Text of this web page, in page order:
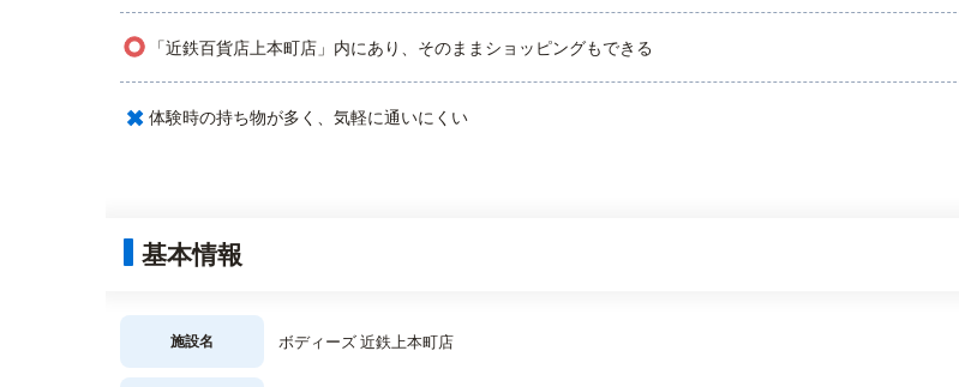
○ 「近鉄百貨店上本町店」内にあり、そのままショッピングもできる
× 体験時の持ち物が多く、気軽に通いにくい
基本情報
施設名 ボディーズ 近鉄上本町店